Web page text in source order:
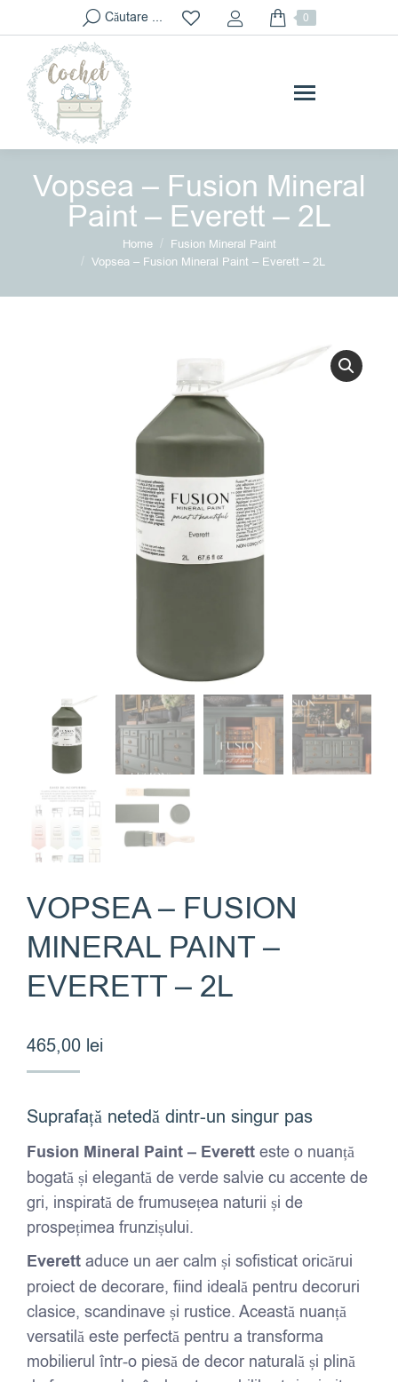
Search:Căutare ... 0
Vopsea – Fusion Mineral
Paint – Everett – 2L
Home
Fusion Mineral Paint
Vopsea – Fusion Mineral Paint – Everett – 2L
VOPSEA – FUSION
MINERAL PAINT –
EVERETT – 2L
465,00 lei
Suprafață netedă dintr-un singur pas
Fusion Mineral Paint – Everett este o nuanță
bogată și elegantă de verde salvie cu accente de
gri, inspirată de frumusețea naturii și de
prospețimea frunzișului.
Everett aduce un aer calm și sofisticat oricărui
proiect de decorare, fiind ideală pentru decoruri
clasice, scandinave și rustice. Această nuanță
versatilă este perfectă pentru a transforma
mobilierul într-o piesă de decor naturală și plină